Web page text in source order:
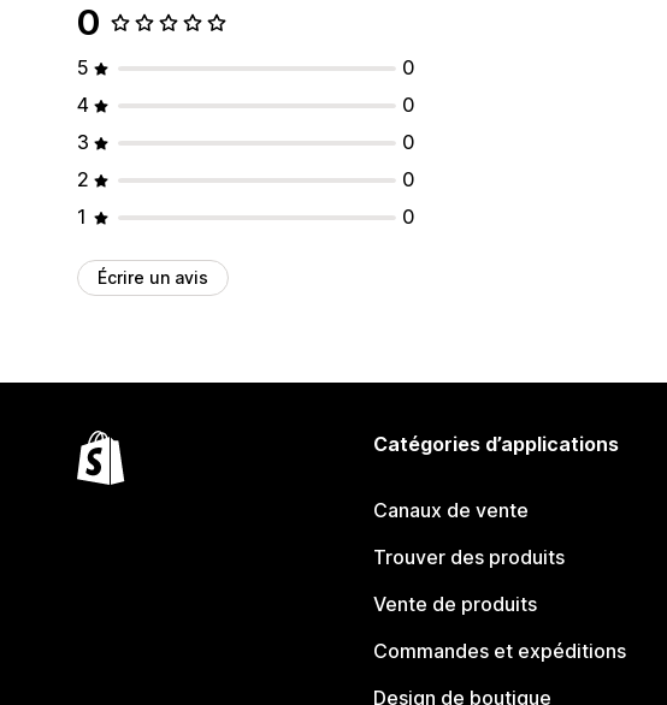
0
5
0
4
0
3
0
2
0
1
0
Écrire un avis
Catégories d’applications
Canaux de vente
Trouver des produits
Vente de produits
Commandes et expéditions
Design de boutique